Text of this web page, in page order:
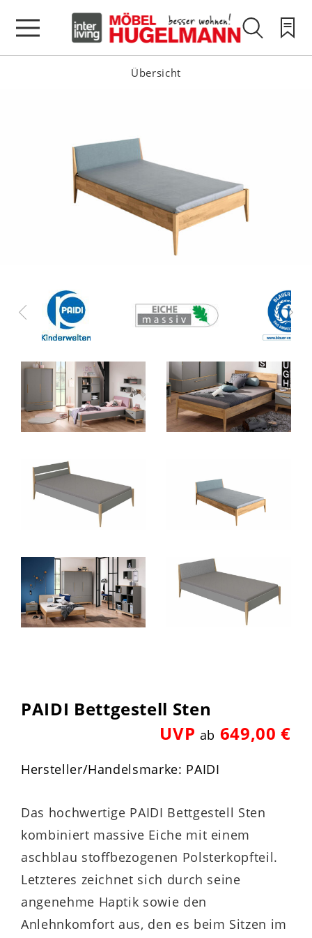
Übersicht
PAIDI Bettgestell Sten
UVP ab 649,00 €
Hersteller/Handelsmarke: PAIDI
Das hochwertige PAIDI Bettgestell Sten
kombiniert massive Eiche mit einem
aschblau stoffbezogenen Polsterkopfteil.
Letzteres zeichnet sich durch seine
angenehme Haptik sowie den
Anlehnkomfort aus, den es beim Sitzen im